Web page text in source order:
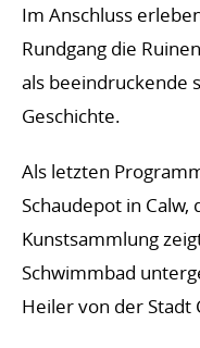
Im Anschluss
Rundgang die
als beeindruckende
Geschichte.
Als letzten
Schaudepot in Calw,
Kunstsammlung
Schwimmbad
Heiler von der Stadt